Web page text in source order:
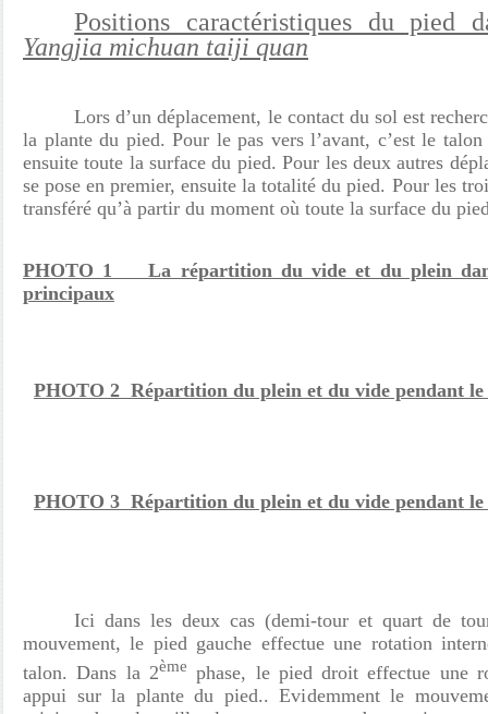
Positions caractéristiques du pied
Yangjia michuan taiji quan
Lors d’un déplacement, le contact du sol est
la plante du pied. Pour le pas vers l’avant, c’est le
ensuite toute la surface du pied. Pour les deux autres
se pose en premier, ensuite la totalité du pied. Pour les
transféré qu’à partir du moment où toute la surface du
PHOTO 1 La répartition du vide et du plein
principaux
PHOTO 2 Répartition du plein et du vide pendant
PHOTO 3 Répartition du plein et du vide pendant
Ici dans les deux cas (demi-tour et quart de
mouvement, le pied gauche effectue une rotation
talon. Dans la 2ème phase, le pied droit effectue une
appui sur la plante du pied.. Evidemment le